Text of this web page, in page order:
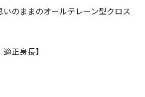
のままのオールテレーン型クロス
正身長】